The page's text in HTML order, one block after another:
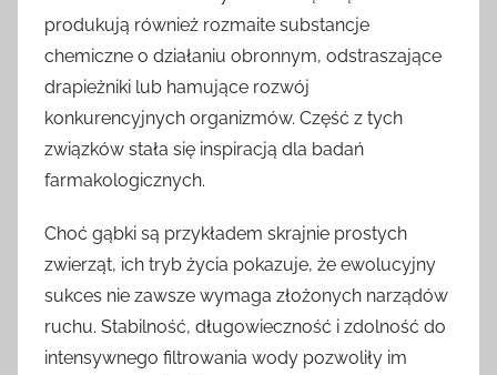
produkują również rozmaite substancje
chemiczne o działaniu obronnym, odstraszające
drapieżniki lub hamujące rozwój
konkurencyjnych organizmów. Część z tych
związków stała się inspiracją dla badań
farmakologicznych.
Choć gąbki są przykładem skrajnie prostych
zwierząt, ich tryb życia pokazuje, że ewolucyjny
sukces nie zawsze wymaga złożonych narządów
ruchu. Stabilność, długowieczność i zdolność do
intensywnego filtrowania wody pozwoliły im